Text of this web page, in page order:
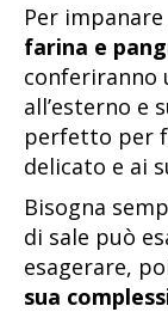
Per
farina e
conferiranno
all’esterno e
perfetto per
delicato e ai
Bisogna
di sale può
esagerare,
sua